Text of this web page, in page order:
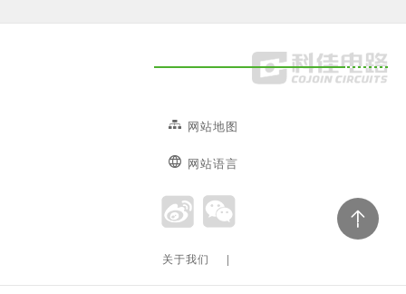
网站地图
网站语言
关于我们 |